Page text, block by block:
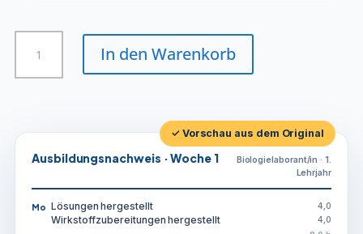
Biologielaborant/in
Menge
In den Warenkorb
✓ Vorschau aus dem Original
Ausbildungsnachweis · Woche 1
Biologielaborant/in · 1.
Lehrjahr
Mo Lösungen hergestellt 4,0
Wirkstoffzubereitungen hergestellt 4,0